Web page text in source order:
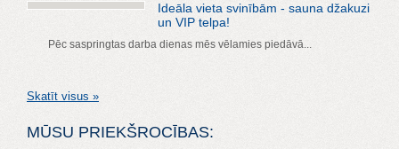
Ideāla vieta svinībām - sauna džakuzi
un VIP telpa!
Pēc saspringtas darba dienas mēs vēlamies piedāvā...
Skatīt visus »
MŪSU PRIEKŠROCĪBAS: